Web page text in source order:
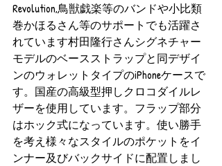
Revolution,鳥獣戯楽等のバンドや小比類
巻かほるさん等のサポートでも活躍さ
れています村田隆行さんシグネチャー
モデルのベースストラップと同デザイ
ンのウォレットタイプのiPhoneケースで
す。国産の高級型押しクロコダイルレ
ザーを使用しています。フラップ部分
はホック式になっています。使い勝手
を考え様々なスタイルのポケットをイ
ンナー及びバックサイドに配置しまし